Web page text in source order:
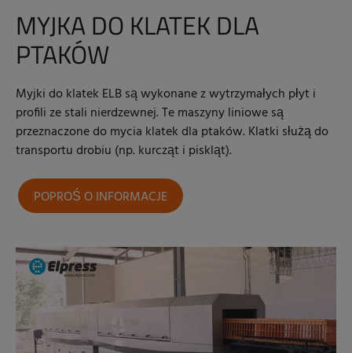
MYJKA DO KLATEK DLA
PTAKÓW
Myjki do klatek ELB są wykonane z wytrzymałych płyt i
profili ze stali nierdzewnej. Te maszyny liniowe są
przeznaczone do mycia klatek dla ptaków. Klatki służą do
transportu drobiu (np. kurcząt i piskląt).
POPROŚ O INFORMACJE